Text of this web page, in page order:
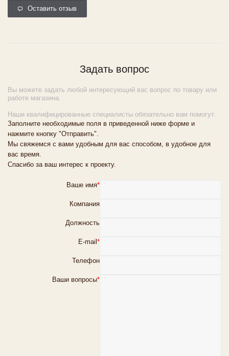
Оставить отзыв
Задать вопрос
Вы можете задать любой интересующий вас вопрос по товару или
работе магазина.
Наши квалифицированные специалисты обязательно вам помогут.
Заполните необходимые поля в приведенной ниже форме и
нажмите кнопку "Отправить".
Мы свяжемся с вами удобным для вас способом, в удобное для
вас время.
Спасибо за ваш интерес к проекту.
Ваше имя*
Компания
Должность
E-mail *
Телефон
Ваши вопросы*